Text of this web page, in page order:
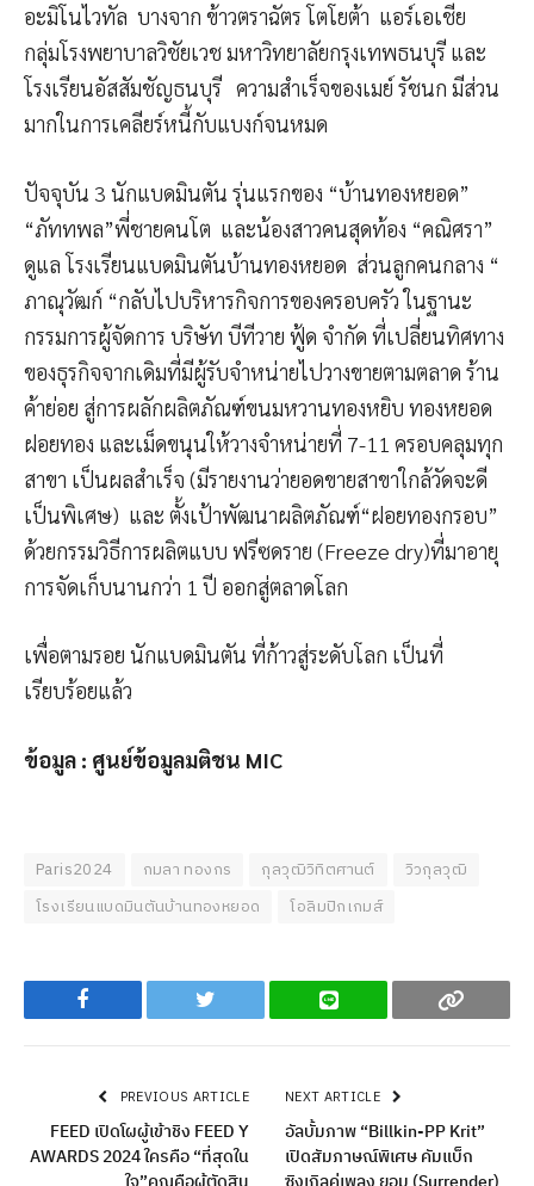
อะมิโนไวทัล บางจาก ข้าวตราฉัตร โตโยต้า แอร์เอเชีย
กลุ่มโรงพยาบาลวิชัยเวช มหาวิทยาลัยกรุงเทพธนบุรี และ
โรงเรียนอัสสัมชัญธนบุรี ความสำเร็จของเมย์ รัชนก มีส่วน
มากในการเคลียร์หนี้กับแบงก์จนหมด
ปัจจุบัน 3 นักแบดมินตัน รุ่นแรกของ “บ้านทองหยอด”
“ภัททพล”พี่ชายคนโต และน้องสาวคนสุดท้อง “คณิศรา”
ดูแล โรงเรียนแบดมินตันบ้านทองหยอด ส่วนลูกคนกลาง “
ภาณุวัฒก์ “กลับไปบริหารกิจการของครอบครัว ในฐานะ
กรรมการผู้จัดการ บริษัท บีทีวาย ฟู้ด จำกัด ที่เปลี่ยนทิศทาง
ของธุรกิจจากเดิมที่มีผู้รับจำหน่ายไปวางขายตามตลาด ร้าน
ค้าย่อย สู่การผลักผลิตภัณฑ์ขนมหวานทองหยิบ ทองหยอด
ฝอยทอง และเม็ดขนุนให้วางจำหน่ายที่ 7-11 ครอบคลุมทุก
สาขา เป็นผลสำเร็จ (มีรายงานว่ายอดขายสาขาใกล้วัดจะดี
เป็นพิเศษ) และ ตั้งเป้าพัฒนาผลิตภัณฑ์“ฝอยทองกรอบ”
ด้วยกรรมวิธีการผลิตแบบ ฟรีซดราย (Freeze dry)ที่มาอายุ
การจัดเก็บนานกว่า 1 ปี ออกสู่ตลาดโลก
เพื่อตามรอย นักแบดมินตัน ที่ก้าวสู่ระดับโลก เป็นที่
เรียบร้อยแล้ว
ข้อมูล : ศูนย์ข้อมูลมติชน MIC
Paris2024 กมลา ทองกร กุลวุฒิวิทิตศานต์
วิวกุลวุฒิ
โรงเรียนแบดมินตันบ้านทองหยอด
โอลิมปิกเกมส์
Facebook Twitter Line Copy
PREVIOUS ARTICLE
FEED เปิดโผผู้เข้าชิง FEED Y
AWARDS 2024 ใครคือ “ที่สุดใน
NEXT ARTICLE
อัลบั้มภาพ “Billkin-PP Krit”
เปิดสัมภาษณ์พิเศษ คัมแบ็ก